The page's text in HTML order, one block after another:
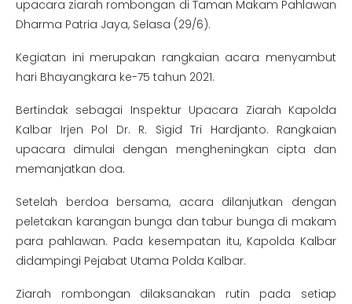
upacara ziarah rombongan di Taman Makam Pahlawan
Dharma Patria Jaya, Selasa (29/6).
Kegiatan ini merupakan rangkaian acara menyambut
hari Bhayangkara ke-75 tahun 2021.
Bertindak sebagai Inspektur Upacara Ziarah Kapolda
Kalbar Irjen Pol Dr. R. Sigid Tri Hardjanto. Rangkaian
upacara dimulai dengan mengheningkan cipta dan
memanjatkan doa.
Setelah berdoa bersama, acara dilanjutkan dengan
peletakan karangan bunga dan tabur bunga di makam
para pahlawan. Pada kesempatan itu, Kapolda Kalbar
didampingi Pejabat Utama Polda Kalbar.
Ziarah rombongan dilaksanakan rutin pada setiap